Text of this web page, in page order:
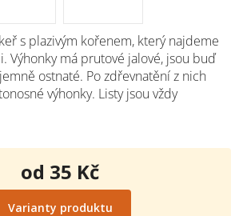
s plazivým kořenem, který najdeme
Výhonky má prutové jalové, jsou buď
ostnaté. Po zdřevnatění z nich
výhonky. Listy jsou vždy
od 35 Kč
Měrná
cena:
Varianty produktu